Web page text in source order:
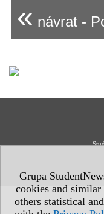
Grupa
cookies and
others statistical
« návrat -